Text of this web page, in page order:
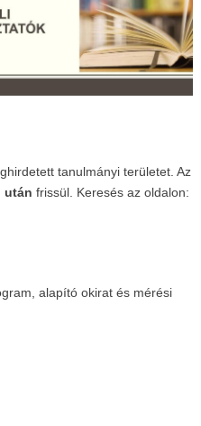
tanulmányi területet. Az
után frissül. Keresés az oldalon:
alapító okirat és mérési